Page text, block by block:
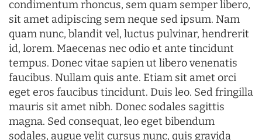
condimentum rhoncus, sem quam semper libero,
sit amet adipiscing sem neque sed ipsum. Nam
quam nunc, blandit vel, luctus pulvinar, hendrerit
id, lorem. Maecenas nec odio et ante tincidunt
tempus. Donec vitae sapien ut libero venenatis
faucibus. Nullam quis ante. Etiam sit amet orci
eget eros faucibus tincidunt. Duis leo. Sed fringilla
mauris sit amet nibh. Donec sodales sagittis
magna. Sed consequat, leo eget bibendum
sodales, augue velit cursus nunc, quis gravida